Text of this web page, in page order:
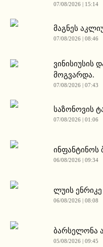
07/08/2026 | 15:14
მაგნეს
07/08/2026 | 08:46
ვინისიუსის
მოგვარდა.
07/08/2026 | 07:43
საზონოვის
07/08/2026 | 01:06
ინფანტინოს
06/08/2026 | 09:34
ლუის
06/08/2026 | 08:08
ბარსელონა
05/08/2026 | 09:45